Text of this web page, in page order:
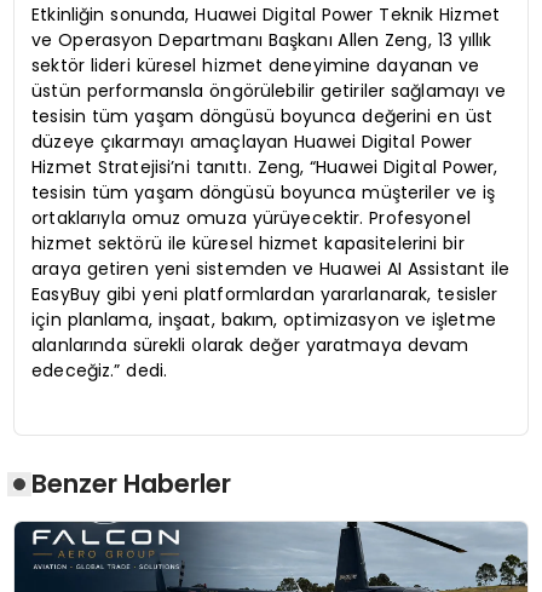
Etkinliğin sonunda, Huawei Digital Power Teknik Hizmet
ve Operasyon Departmanı Başkanı Allen Zeng, 13 yıllık
sektör lideri küresel hizmet deneyimine dayanan ve
üstün performansla öngörülebilir getiriler sağlamayı ve
tesisin tüm yaşam döngüsü boyunca değerini en üst
düzeye çıkarmayı amaçlayan Huawei Digital Power
Hizmet Stratejisi’ni tanıttı. Zeng, “Huawei Digital Power,
tesisin tüm yaşam döngüsü boyunca müşteriler ve iş
ortaklarıyla omuz omuza yürüyecektir. Profesyonel
hizmet sektörü ile küresel hizmet kapasitelerini bir
araya getiren yeni sistemden ve Huawei AI Assistant ile
EasyBuy gibi yeni platformlardan yararlanarak, tesisler
için planlama, inşaat, bakım, optimizasyon ve işletme
alanlarında sürekli olarak değer yaratmaya devam
edeceğiz.” dedi.
Benzer Haberler